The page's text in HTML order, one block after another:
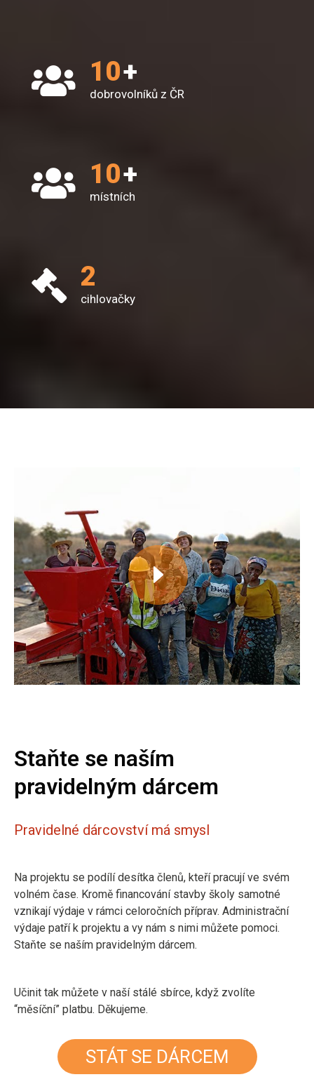
10+
dobrovolníků z ČR
10+
místních
2
cihlovačky
Staňte se naším
pravidelným dárcem
Pravidelné dárcovství má smysl
Na projektu se podílí desítka členů, kteří pracují ve svém
volném čase. Kromě financování stavby školy samotné
vznikají výdaje v rámci celoročních příprav. Administrační
výdaje patří k projektu a vy nám s nimi můžete pomoci.
Staňte se naším pravidelným dárcem.
Učinit tak můžete v naší stálé sbírce, když zvolíte
“měsíční” platbu. Děkujeme.
STÁT SE DÁRCEM